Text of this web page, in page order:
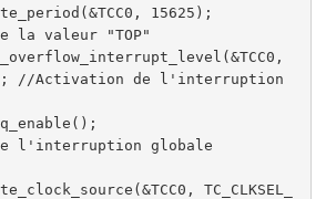
(&TCC0 , 15625 ) ;
(&TCC0 ,
;
//Activation de l'interruption
( ) ;
(&TCC0 ,
TC_CLKSEL_